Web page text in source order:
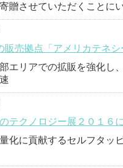
贈させていただくことに
販売拠点「アメリカテネ
エリアでの拡販を強化し
テクノロジー展２０１６
化に貢献するセルフタッ